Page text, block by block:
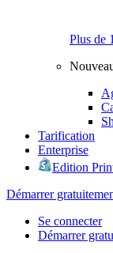
Plus de
Tarification
Enterprise
Edition
Démarrer
Se connecter
Démarrer